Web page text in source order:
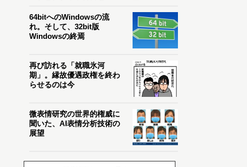
64bitへのWindowsの流
れ。そして、32bit版
Windowsの終焉
再び訪れる「就職氷河
期」。縁故優遇政権を終わ
らせるのは今
微表情研究の世界的権威に
聞いた、AI表情分析技術の
展望